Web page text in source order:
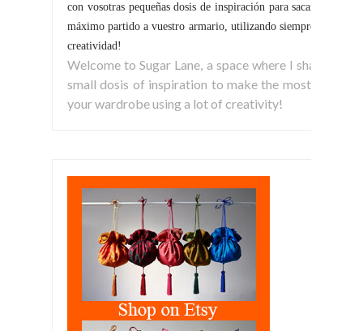
con vosotras pequeñas dosis de inspiración para sacar el
máximo partido a vuestro armario, utilizando siempre la
creatividad!
Welcome to Sugar Lane, a space where I share
small dosis of inspiration to make the most of
your wardrobe using a lot of creativity!